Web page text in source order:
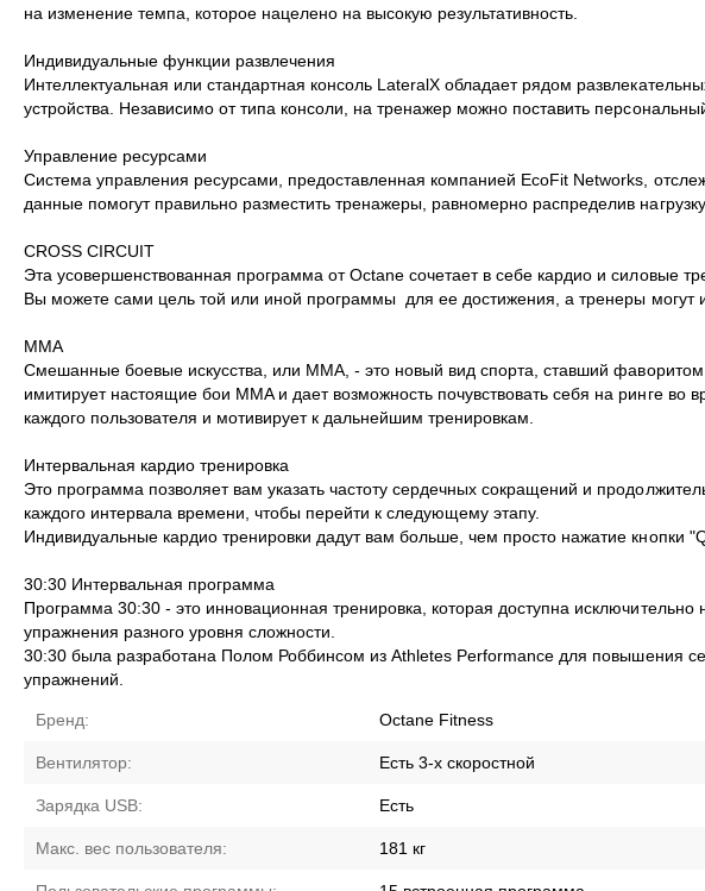
на изменение темпа, которое нацелено на высокую результативность.
Индивидуальные функции развлечения
Интеллектуальная или стандартная консоль LateralX обладает рядом
устройства. Независимо от типа консоли, на тренажер можно поставить
Управление ресурсами
Система управления ресурсами, предоставленная компанией EcoFit Networks,
данные помогут правильно разместить тренажеры, равномерно распределив
CROSS CIRCUIT
Эта усовершенствованная программа от Octane сочетает в себе кардио и силовые
Вы можете сами цель той или иной программы для ее достижения, а тренеры могут
MMA
Смешанные боевые искусства, или MMA, - это новый вид спорта, ставший
имитирует настоящие бои MMA и дает возможность почувствовать себя на ринге
каждого пользователя и мотивирует к дальнейшим тренировкам.
Интервальная кардио тренировка
Это программа позволяет вам указать частоту сердечных сокращений и
каждого интервала времени, чтобы перейти к следующему этапу.
Индивидуальные кардио тренировки дадут вам больше, чем просто нажатие кнопки
30:30 Интервальная программа
Программа 30:30 - это инновационная тренировка, которая доступна
упражнения разного уровня сложности.
30:30 была разработана Полом Роббинсом из Athletes Performance для повышения
упражнений.
Бренд: Octane Fitness
Вентилятор: Есть 3-х скоростной
Зарядка USB: Есть
Макс. вес пользователя: 181 кг